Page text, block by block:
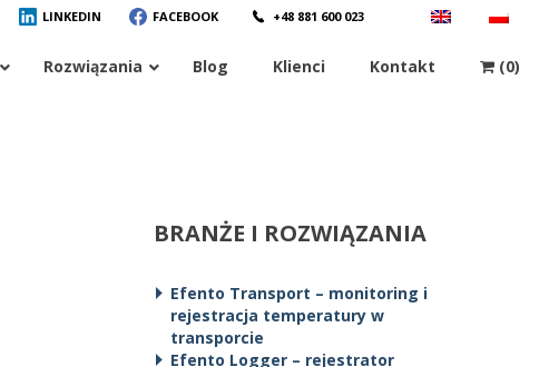
LINKEDIN FACEBOOK +48 881 600 023
Rozwiązania Blog Klienci Kontakt (0)
BRANŻE I ROZWIĄZANIA
Efento Transport – monitoring i
rejestracja temperatury w
transporcie
Efento Logger – rejestrator